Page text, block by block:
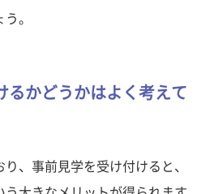
。
るかどうかはよく考えて
、事前見学を受け付けると、